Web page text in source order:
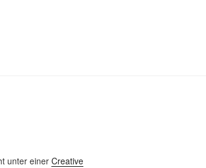
unter einer Creative